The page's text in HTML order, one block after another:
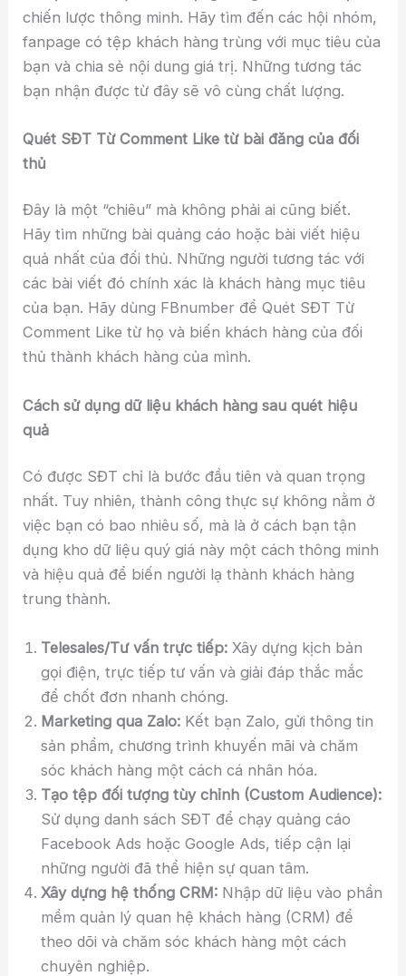
chiến lược thông minh. Hãy tìm đến các hội nhóm,
fanpage có tệp khách hàng trùng với mục tiêu của
bạn và chia sẻ nội dung giá trị. Những tương tác
bạn nhận được từ đây sẽ vô cùng chất lượng.
Quét SĐT Từ Comment Like từ bài đăng của đối
thủ
Đây là một “chiêu” mà không phải ai cũng biết.
Hãy tìm những bài quảng cáo hoặc bài viết hiệu
quả nhất của đối thủ. Những người tương tác với
các bài viết đó chính xác là khách hàng mục tiêu
của bạn. Hãy dùng FBnumber để Quét SĐT Từ
Comment Like từ họ và biến khách hàng của đối
thủ thành khách hàng của mình.
Cách sử dụng dữ liệu khách hàng sau quét hiệu
quả
Có được SĐT chỉ là bước đầu tiên và quan trọng
nhất. Tuy nhiên, thành công thực sự không nằm ở
việc bạn có bao nhiêu số, mà là ở cách bạn tận
dụng kho dữ liệu quý giá này một cách thông minh
và hiệu quả để biến người lạ thành khách hàng
trung thành.
Telesales/Tư vấn trực tiếp: Xây dựng kịch bản
gọi điện, trực tiếp tư vấn và giải đáp thắc mắc
để chốt đơn nhanh chóng.
Marketing qua Zalo: Kết bạn Zalo, gửi thông tin
sản phẩm, chương trình khuyến mãi và chăm
sóc khách hàng một cách cá nhân hóa.
Tạo tệp đối tượng tùy chỉnh (Custom Audience):
Sử dụng danh sách SĐT để chạy quảng cáo
Facebook Ads hoặc Google Ads, tiếp cận lại
những người đã thể hiện sự quan tâm.
Xây dựng hệ thống CRM: Nhập dữ liệu vào phần
mềm quản lý quan hệ khách hàng (CRM) để
theo dõi và chăm sóc khách hàng một cách
chuyên nghiệp.